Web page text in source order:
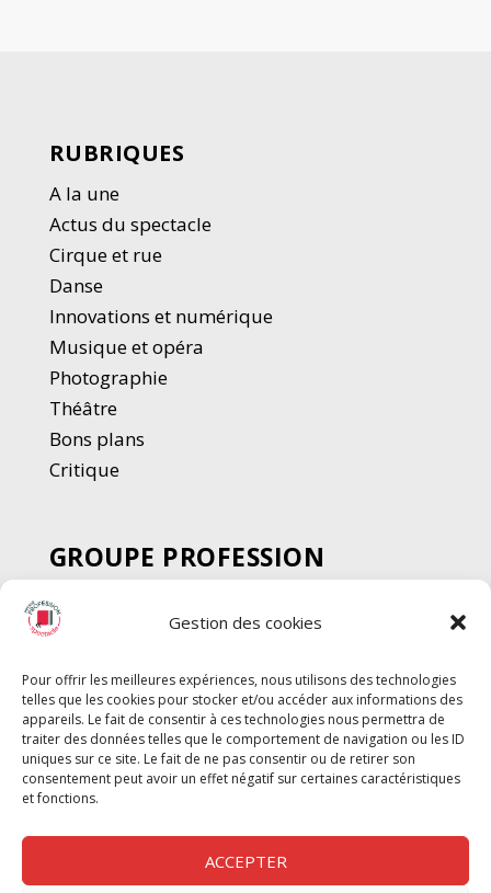
Gestion des cookies
Pour offrir les meilleures expériences, nous utilisons des technologies
telles que les cookies pour stocker et/ou accéder aux informations des
appareils. Le fait de consentir à ces technologies nous permettra de
traiter des données telles que le comportement de navigation ou les ID
uniques sur ce site. Le fait de ne pas consentir ou de retirer son
consentement peut avoir un effet négatif sur certaines caractéristiques
et fonctions.
ACCEPTER
RUBRIQUES
A la une
Actus du spectacle
Cirque et rue
Danse
Innovations et numérique
Musique et opéra
Photographie
Théâtre
Bons plans
Critique
GROUPE PROFESSION
SPECTACLE
Chèque Intermittents
Chèque Compta
Chèque Emploi Spectacle
G-Pods
Profession Audio-visuel